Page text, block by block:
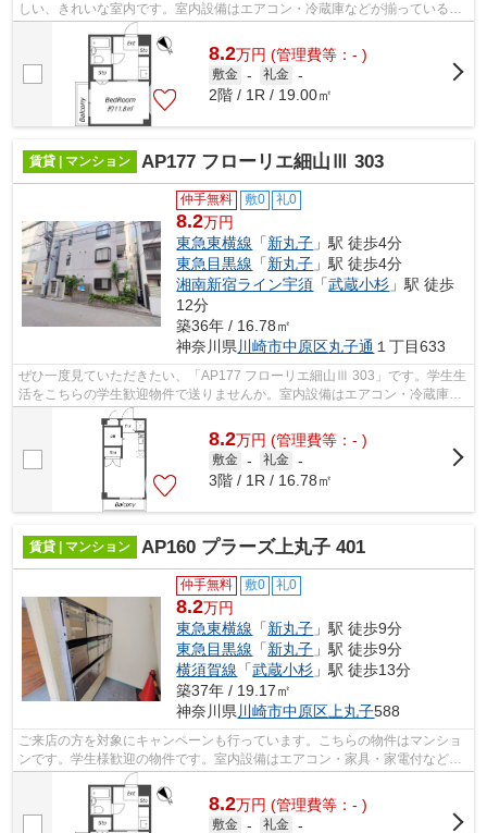
しい、きれいな室内です。室内設備はエアコン・冷蔵庫などが揃っているの
で、快適に過ごしやすいお部屋になり...
8.2万円 (管理費等：- )
敷金 - 礼金 -
2階 / 1R / 19.00㎡
賃貸 | マンション AP177 フローリエ細山Ⅲ 303
仲手無料 敷0 礼0
8.2万円
東急東横線 「新丸子 」駅 徒歩4分
東急目黒線 「新丸子 」駅 徒歩4分
湘南新宿ライン宇須 「武蔵小杉 」駅 徒歩
12分
築36年 / 16.78㎡
神奈川県 川崎市中原区丸子通 １丁目633
ぜひ一度見ていただきたい、「AP177 フローリエ細山Ⅲ 303」です。学生生
活をこちらの学生歓迎物件で送りませんか。室内設備はエアコン・冷蔵庫な
ど大変充実しております。快適に通勤や...
8.2万円 (管理費等：- )
敷金 - 礼金 -
3階 / 1R / 16.78㎡
賃貸 | マンション AP160 プラーズ上丸子 401
仲手無料 敷0 礼0
8.2万円
東急東横線 「新丸子 」駅 徒歩9分
東急目黒線 「新丸子 」駅 徒歩9分
横須賀線 「武蔵小杉 」駅 徒歩13分
築37年 / 19.17㎡
神奈川県 川崎市中原区 上丸子588
ご来店の方を対象にキャンペーンも行っています。こちらの物件はマンショ
ンです。学生様歓迎の物件です。室内設備はエアコン・家具・家電付などが
揃っており、とても充実しています。...
8.2万円 (管理費等：- )
敷金 - 礼金 -